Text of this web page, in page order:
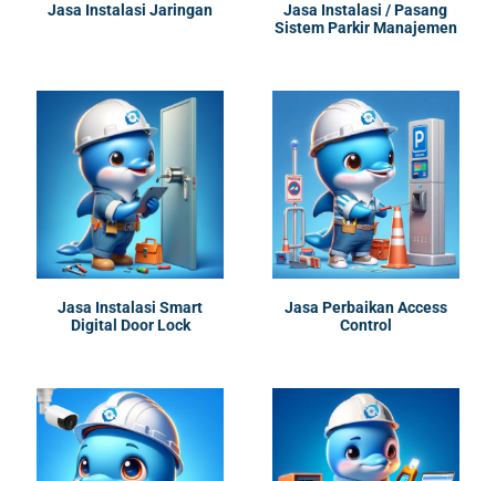
Jasa Instalasi Jaringan
Jasa Instalasi / Pasang
Sistem Parkir Manajemen
Jasa Instalasi Smart
Digital Door Lock
Jasa Perbaikan Access
Control